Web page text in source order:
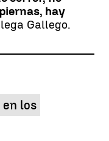
hay
Gallego.
en los